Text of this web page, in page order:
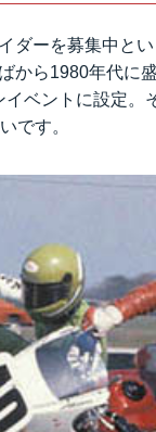
ダーを募集中と
から1980年代に
ベントに設定。
です。